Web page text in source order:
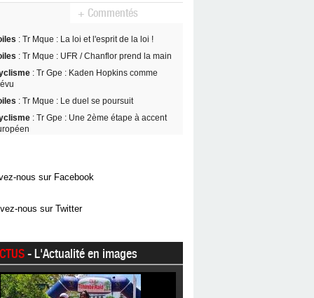
+ Commentés
: Tr Mque : La loi et l'esprit de la loi !
: Tr Mque : UFR / Chanflor prend la main
: Tr Gpe : Kaden Hopkins comme
: Tr Mque : Le duel se poursuit
: Tr Gpe : Une 2ème étape à accent
nous sur Facebook
nous sur Twitter
- L'Actualité en images